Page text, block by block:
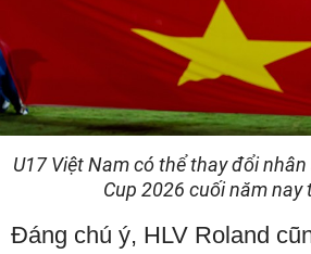
U17 Việt Nam có thể thay đổi
Cup 2026 cuối năm nay
Đáng chú ý, HLV Roland